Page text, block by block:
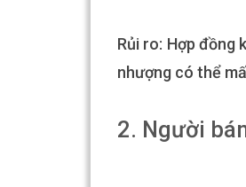
Rủi ro: Hợp đồng
nhượng có thể
2. Người